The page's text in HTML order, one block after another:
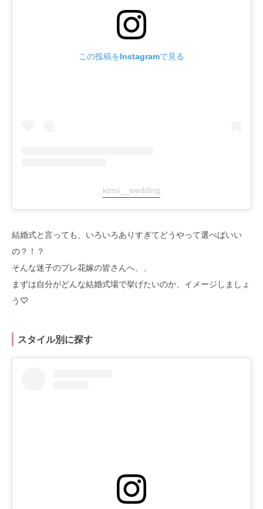
この投稿をInstagramで見る
ktmii__wedding
結婚式と言っても、いろいろありすぎてどうやって選べばいい
の？！？
そんな迷子のプレ花嫁の皆さんへ、、
まずは自分がどんな結婚式場で挙げたいのか、イメージしましょ
う♡
スタイル別に探す